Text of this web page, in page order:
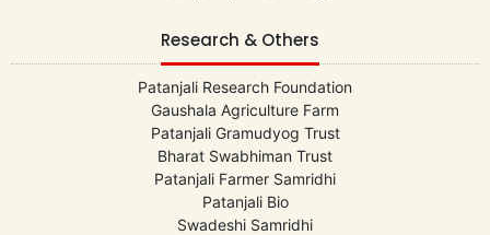
Research & Others
Patanjali Research Foundation
Gaushala Agriculture Farm
Patanjali Gramudyog Trust
Bharat Swabhiman Trust
Patanjali Farmer Samridhi
Patanjali Bio
Swadeshi Samridhi